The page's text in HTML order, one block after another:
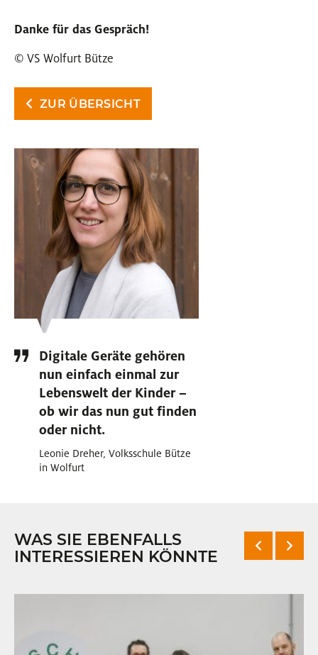
Danke für das Gespräch!
© VS Wolfurt Bütze
ZUR ÜBERSICHT
Digitale Geräte gehören
nun einfach einmal zur
Lebenswelt der Kinder –
ob wir das nun gut finden
oder nicht.
Leonie Dreher, Volksschule Bütze
in Wolfurt
WAS SIE EBENFALLS
INTERESSIEREN KÖNNTE